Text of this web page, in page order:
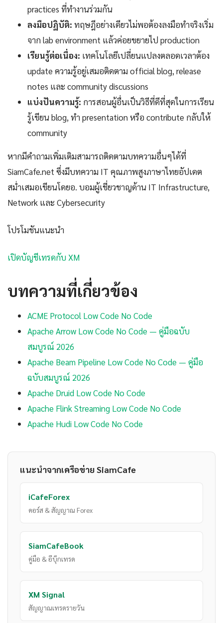
practices ที่ทำงานร่วมกัน
ลงมือปฏิบัติ: ทฤษฎีอย่างเดียวไม่พอต้องลงมือทำจริงเริ่ม
จาก lab environment แล้วค่อยขยายไป production
เรียนรู้ต่อเนื่อง: เทคโนโลยีเปลี่ยนแปลงตลอดเวลาต้อง
update ความรู้อยู่เสมอติดตาม official blog, release
notes และ community discussions
แบ่งปันความรู้: การสอนผู้อื่นเป็นวิธีที่ดีที่สุดในการเรียน
รู้เขียน blog, ทำ presentation หรือ contribute กลับให้
community
หากมีคำถามเพิ่มเติมสามารถติดตามบทความอื่นๆได้ที่
SiamCafe.net ซึ่งมีบทความ IT คุณภาพสูงภาษาไทยอัปเดต
สม่ำเสมอเขียนโดยอ. บอมผู้เชี่ยวชาญด้าน IT Infrastructure,
Network และ Cybersecurity
โปรโมชันแนะนำ
เปิดบัญชีเทรดกับ XM
บทความที่เกี่ยวข้อง
ACME Protocol Low Code No Code
Apache Arrow Low Code No Code — คู่มือฉบับ
สมบูรณ์ 2026
Apache Beam Pipeline Low Code No Code — คู่มือ
ฉบับสมบูรณ์ 2026
Apache Druid Low Code No Code
Apache Flink Streaming Low Code No Code
Apache Hudi Low Code No Code
แนะนำจากเครือข่าย SiamCafe
iCafeForex
คอร์ส & สัญญาณ Forex
SiamCafeBook
คู่มือ & อีบุ๊กเทรด
XM Signal
สัญญาณเทรดรายวัน